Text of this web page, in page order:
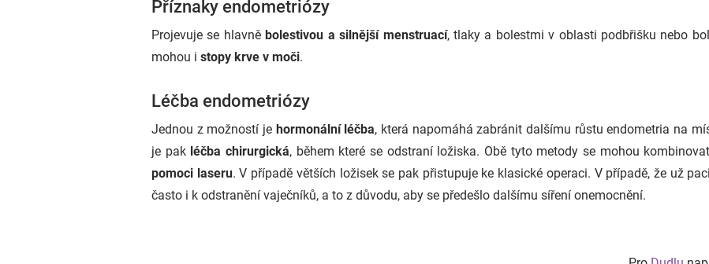
Příznaky endometriózy
Projevuje se hlavněbolestivou a silnější menstruací, tlaky a bolestmi v oblasti podbřišku nebo
mohou i stopy krve v moči.
Léčba endometriózy
Jednou z možností je hormonální léčba, která napomáhá zabránit dalšímu růstu endometria na
je pak léčba chirurgická, během které se odstraní ložiska. Obě tyto metody se mohou
pomoci laseru. V případě větších ložisek se pak přistupuje ke klasické operaci. V případě, že už
často i k odstranění vaječníků, a to z důvodu, aby se předešlo dalšímu síření onemocnění.